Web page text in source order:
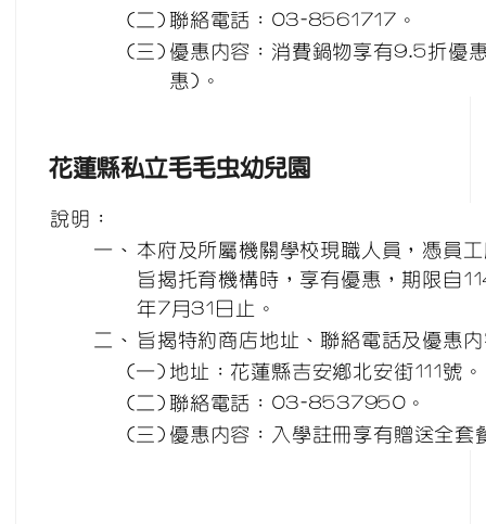
(二) 聯絡電話：03-8561717。
(三) 優惠內容：消費鍋物享有9.5折優
惠)。
花蓮縣私立毛毛虫幼兒園
說明：
一、 本府及所屬機關學校現職人員，憑員
旨揭托育機構時，享有優惠，期限自
年7月31日止。
二、
旨揭特約商店地址、聯絡電話及優惠
(一) 地址：花蓮縣吉安鄉北安街111號。
(二) 聯絡電話：03-8537950。
(三) 優惠內容：入學註冊享有贈送全套